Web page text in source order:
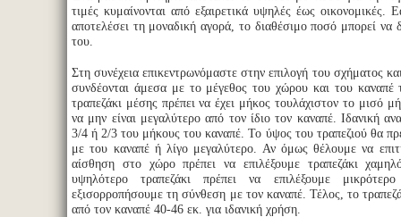
τιμές κυμαίνονται από εξαιρετικά υψηλές έως οικονομικές.
αποτελέσει τη μοναδική αγορά, το διαθέσιμο ποσό μπορεί να
του.
Στη συνέχεια επικεντρωνόμαστε στην επιλογή του σχήματος
συνδέονται άμεσα με το μέγεθος του χώρου και του καναπέ
τραπεζάκι μέσης πρέπει να έχει μήκος τουλάχιστον το μισό
να μην είναι μεγαλύτερο από τον ίδιο τον καναπέ. Ιδανική
3/4 ή 2/3 του μήκους του καναπέ. Το ύψος του τραπεζιού θα
με του καναπέ ή λίγο μεγαλύτερο. Αν όμως θέλουμε να
αίσθηση στο χώρο πρέπει να επιλέξουμε τραπεζάκι
υψηλότερο τραπεζάκι πρέπει να επιλέξουμε
εξισορροπήσουμε τη σύνθεση με τον καναπέ. Τέλος, το
από τον καναπέ 40-46 εκ. για ιδανική χρήση.